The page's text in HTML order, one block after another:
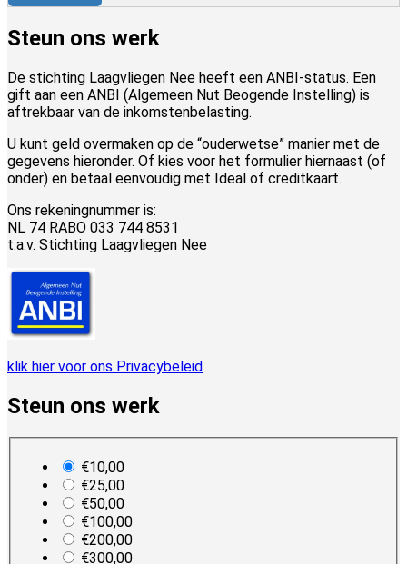
Steun ons werk
De stichting Laagvliegen Nee heeft een ANBI-status. Een
gift aan een ANBI (Algemeen Nut Beogende Instelling) is
aftrekbaar van de inkomstenbelasting.
U kunt geld overmaken op de “ouderwetse” manier met de
gegevens hieronder. Of kies voor het formulier hiernaast (of
onder) en betaal eenvoudig met Ideal of creditkaart.
Ons rekeningnummer is:
NL 74 RABO 033 744 8531
t.a.v. Stichting Laagvliegen Nee
klik hier voor ons Privacybeleid
Steun ons werk
€10,00
€25,00
€50,00
€100,00
€200,00
€300,00